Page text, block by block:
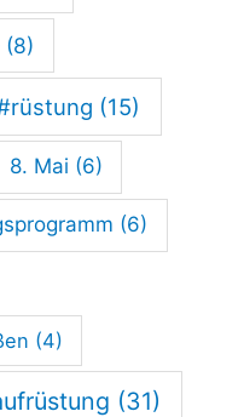
(8)
(15)
8. Mai (6)
(6)
(4)
(31)